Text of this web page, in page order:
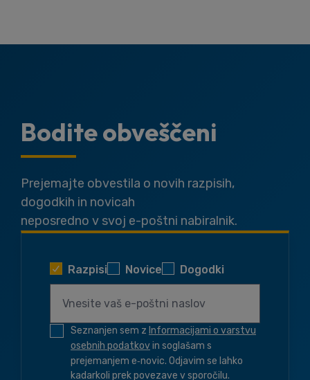
Bodite obveščeni
Prejemajte obvestila o novih razpisih,
dogodkih in novicah
neposredno v svoj e-poštni nabiralnik.
Razpisi Novice Dogodki
Seznanjen sem z Informacijami o varstvu
osebnih podatkovin soglašam s
prejemanjem e‑novic. Odjavim se lahko
kadarkoli prek povezave v sporočilu.